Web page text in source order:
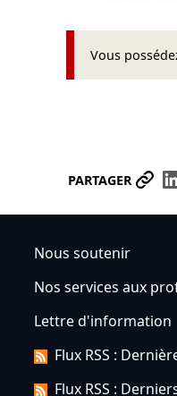
Vous
PARTAGER
Nous soutenir
Nos services aux
Lettre d'information
Flux RSS :
Flux RSS :